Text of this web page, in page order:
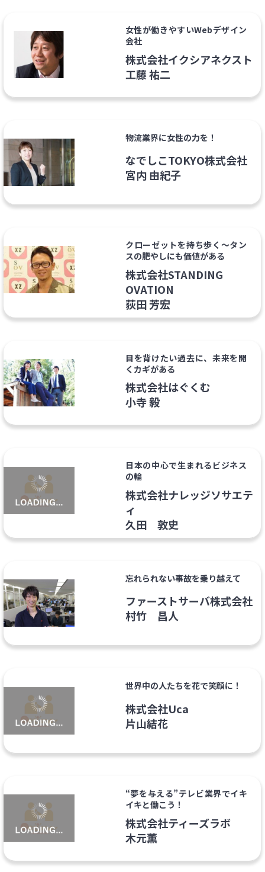
女性が働きやすいWebデザイン
会社
株式会社イクシアネクスト
工藤 祐二
物流業界に女性の力を！
なでしこTOKYO株式会社
宮内 由紀子
クローゼットを持ち歩く～タン
スの肥やしにも価値がある
株式会社STANDING
OVATION
荻田 芳宏
目を背けたい過去に、未来を開
くカギがある
株式会社はぐくむ
小寺 毅
日本の中心で生まれるビジネス
の輪
株式会社ナレッジソサエテ
ィ
久田 敦史
忘れられない事故を乗り越えて
ファーストサーバ株式会社
村竹 昌人
世界中の人たちを花で笑顔に！
株式会社Uca
片山結花
“夢を与える”テレビ業界でイキ
イキと働こう！
株式会社ティーズラボ
木元薫